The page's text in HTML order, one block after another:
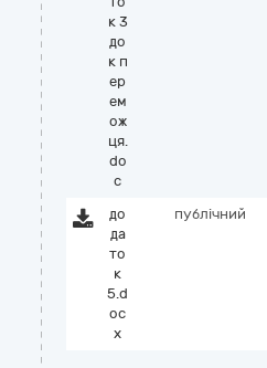
к 3
до
к п
ер
ем
ож
ця.
do
c
до
да
то
к
5.d
oc
x
публічний